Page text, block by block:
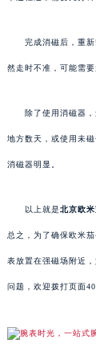
完成消磁后，重新
然走时不准，可能需
除了使用消磁器，
地方数天，或使用未
消磁器明显。
以上就是北京欧
总之，为了确保欧米
表放置在强磁场附近
问题，欢迎拨打页面